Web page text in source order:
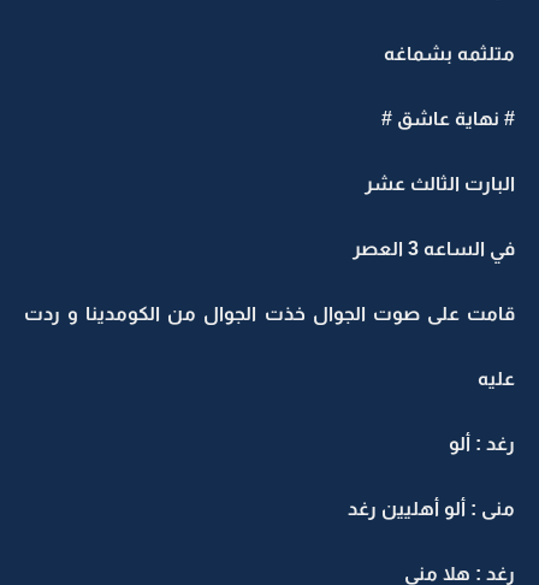
متلثمه بشماغه
# نهاية عاشق #
البارت الثالث عشر
في الساعه 3 العصر
قامت على صوت الجوال خذت الجوال من الكومدينا و ردت
عليه
رغد : ألو
منى : ألو أهليين رغد
رغد : هلا منى